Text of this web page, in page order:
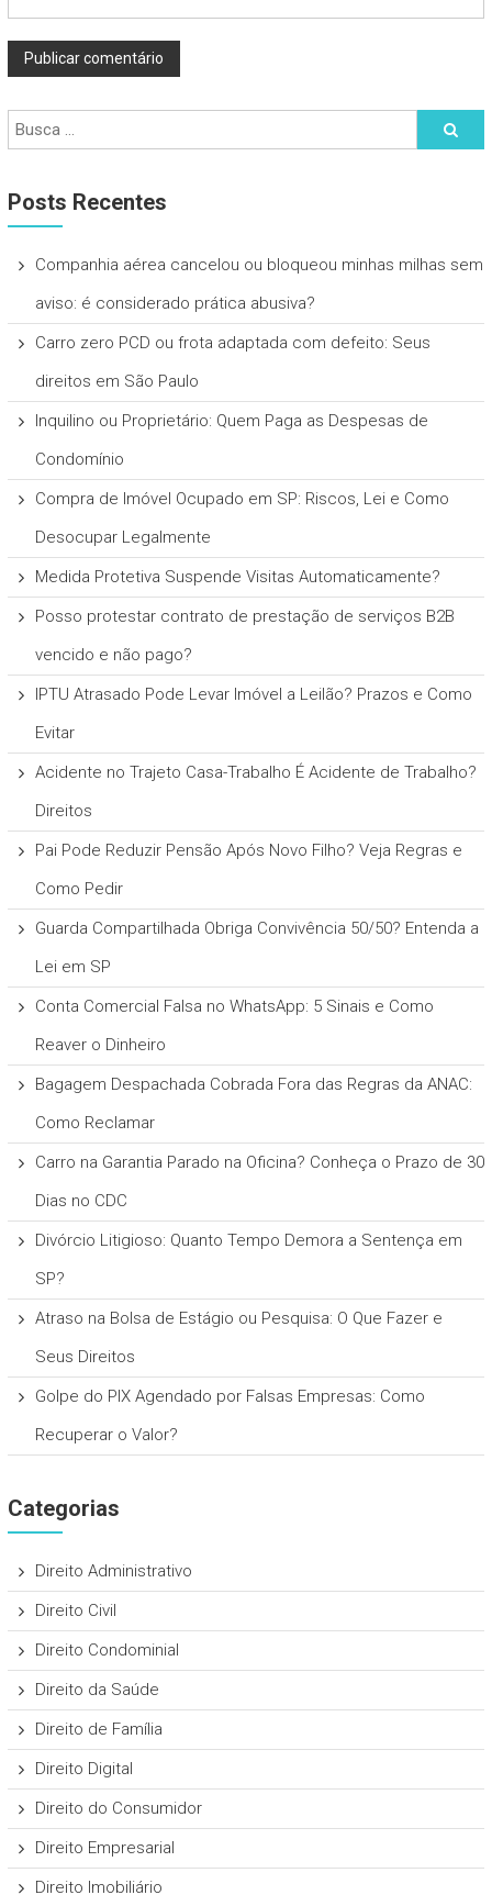
Posts Recentes
Companhia aérea cancelou ou bloqueou minhas milhas sem
aviso: é considerado prática abusiva?
Carro zero PCD ou frota adaptada com defeito: Seus
direitos em São Paulo
Inquilino ou Proprietário: Quem Paga as Despesas de
Condomínio
Compra de Imóvel Ocupado em SP: Riscos, Lei e Como
Desocupar Legalmente
Medida Protetiva Suspende Visitas Automaticamente?
Posso protestar contrato de prestação de serviços B2B
vencido e não pago?
IPTU Atrasado Pode Levar Imóvel a Leilão? Prazos e Como
Evitar
Acidente no Trajeto Casa-Trabalho É Acidente de Trabalho?
Direitos
Pai Pode Reduzir Pensão Após Novo Filho? Veja Regras e
Como Pedir
Guarda Compartilhada Obriga Convivência 50/50? Entenda a
Lei em SP
Conta Comercial Falsa no WhatsApp: 5 Sinais e Como
Reaver o Dinheiro
Bagagem Despachada Cobrada Fora das Regras da ANAC:
Como Reclamar
Carro na Garantia Parado na Oficina? Conheça o Prazo de 30
Dias no CDC
Divórcio Litigioso: Quanto Tempo Demora a Sentença em
SP?
Atraso na Bolsa de Estágio ou Pesquisa: O Que Fazer e
Seus Direitos
Golpe do PIX Agendado por Falsas Empresas: Como
Recuperar o Valor?
Categorias
Direito Administrativo
Direito Civil
Direito Condominial
Direito da Saúde
Direito de Família
Direito Digital
Direito do Consumidor
Direito Empresarial
Direito Imobiliário